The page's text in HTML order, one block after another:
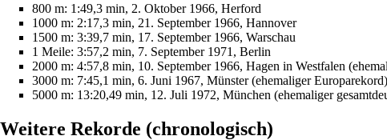
800 m: 1:49,3 min, 2. Oktober 1966, Herford
1000 m: 2:17,3 min, 21. September 1966, Hannover
1500 m: 3:39,7 min, 17. September 1966, Warschau
1 Meile: 3:57,2 min, 7. September 1971, Berlin
2000 m: 4:57,8 min, 10. September 1966, Hagen in Westfalen
3000 m: 7:45,1 min, 6. Juni 1967, Münster (ehemaliger Europarekord)
5000 m: 13:20,49 min, 12. Juli 1972, München (ehemaliger
Weitere Rekorde (chronologisch)